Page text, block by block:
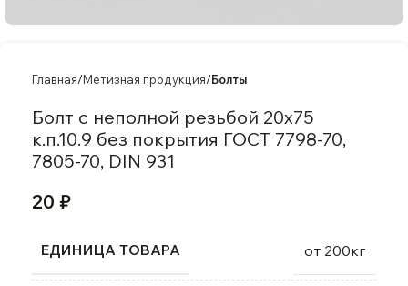
Главная Метизная продукция Болты
Болт с неполной резьбой 20х75
к.п.10.9 без покрытия ГОСТ 7798-70,
7805-70, DIN 931
20 ₽
ЕДИНИЦА ТОВАРА от 200кг